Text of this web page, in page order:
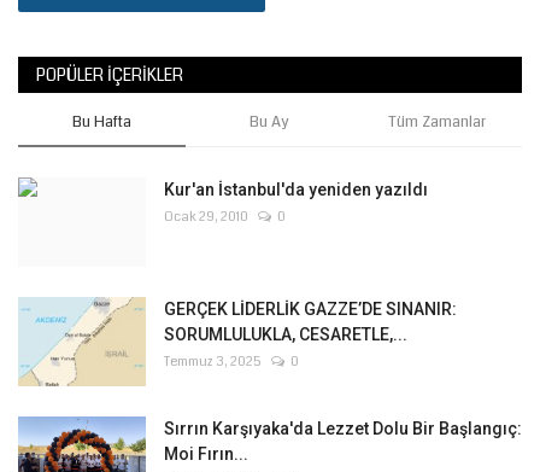
POPÜLER İÇERIKLER
Bu Hafta Bu Ay Tüm Zamanlar
Kur'an İstanbul'da yeniden yazıldı
Ocak 29, 2010 0
GERÇEK LİDERLİK GAZZE’DE SINANIR:
SORUMLULUKLA, CESARETLE,...
Temmuz 3, 2025 0
Sırrın Karşıyaka'da Lezzet Dolu Bir Başlangıç:
Moi Fırın...